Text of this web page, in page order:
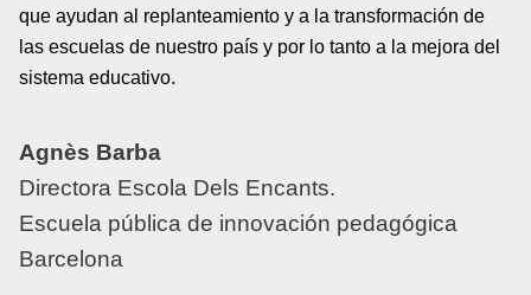
que ayudan al replanteamiento y a la transformación de
las escuelas de nuestro país y por lo tanto a la mejora del
sistema educativo.
Agnès Barba
Directora Escola Dels Encants.
Escuela pública de innovación pedagógica
Barcelona